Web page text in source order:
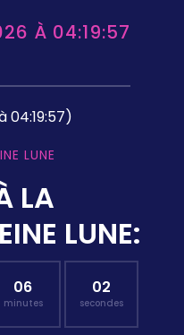
À 04:19:57
04:19:57)
LUNE
LA
LUNE:
06
minutes
01
secondes